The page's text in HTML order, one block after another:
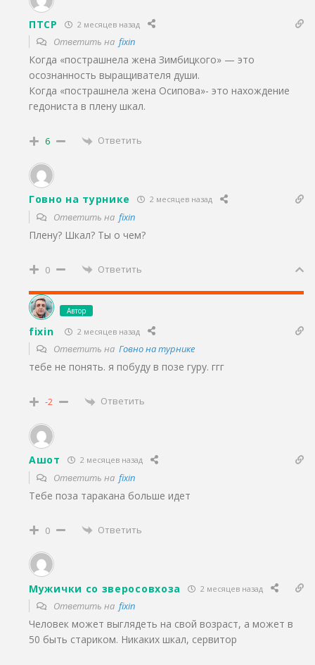
ПТСР 2 месяцев назад
Ответить на fixin
Когда «пострашнела жена Зимбицкого» — это
осознанность выращивателя души.
Когда «пострашнела жена Осипова»- это нахождение
гедониста в плену шкал.
6 Ответить
Говно на турнике 2 месяцев назад
Ответить на fixin
Плену? Шкал? Ты о чем?
0 Ответить
Автор
fixin 2 месяцев назад
Ответить на Говно на турнике
тебе не понять. я побуду в позе гуру. ггг
-2 Ответить
Ашот 2 месяцев назад
Ответить на fixin
Тебе поза таракана больше идет
0 Ответить
Мужички со зверосовхоза 2 месяцев назад
Ответить на fixin
Человек может выглядеть на свой возраст, а может в
50 быть стариком. Никаких шкал, сервитор